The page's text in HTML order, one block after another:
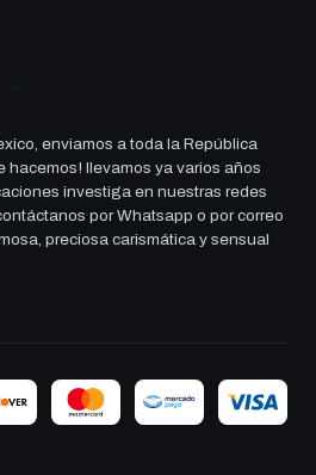
enviamos a toda la República
hacemos! llevamos ya varios años
investiga en nuestras redes
por Whatsapp o por correo
preciosa carismática y sensual